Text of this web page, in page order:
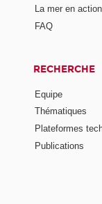
La mer en action
FAQ
RECHERCHE
Equipe
Thématiques
Plateformes
Publications